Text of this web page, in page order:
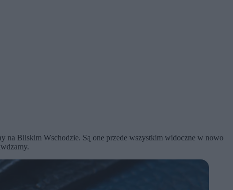
na Bliskim Wschodzie. Są one przede wszystkim widoczne w nowo